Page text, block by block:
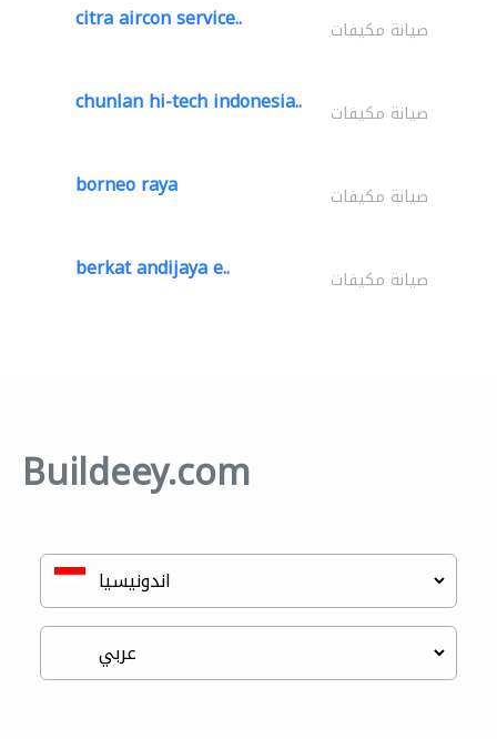
citra aircon service.. صيانة مكيفات
chunlan hi-tech indonesia.. صيانة مكيفات
borneo raya صيانة مكيفات
berkat andijaya e.. صيانة مكيفات
Buildeey.com